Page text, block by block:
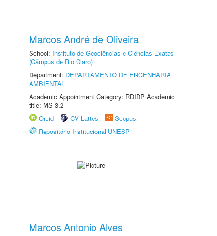
Marcos André de Oliveira
School: Instituto de Geociências e Ciências Exatas
(Câmpus de Rio Claro)
Department: DEPARTAMENTO DE ENGENHARIA
AMBIENTAL
Academic Appointment Category: RDIDP Academic
title: MS-3.2
Orcid
CV Lattes
Scopus
Repositório Institucional UNESP
Marcos Antonio Alves